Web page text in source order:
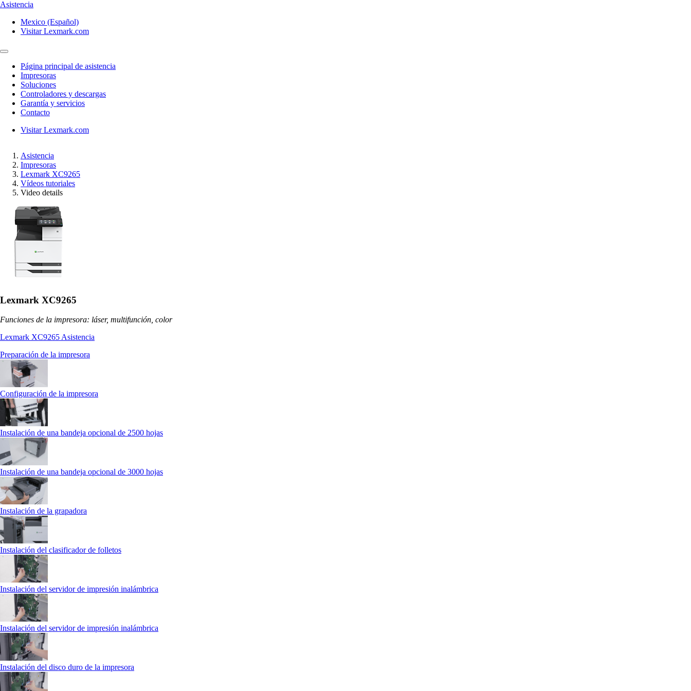
Asistencia
Mexico (Español)
Visitar Lexmark.com
Página principal de asistencia
Impresoras
Soluciones
Controladores y descargas
Garantía y servicios
Contacto
Visitar Lexmark.com
Asistencia
Impresoras
Lexmark XC9265
Vídeos tutoriales
Video details
Lexmark XC9265
Funciones de la impresora: láser, multifunción, color
Lexmark XC9265 Asistencia
Preparación de la impresora
Configuración de la impresora
Instalación de una bandeja opcional de 2500 hojas
Instalación de una bandeja opcional de 3000 hojas
Instalación de la grapadora
Instalación del clasificador de folletos
Instalación del servidor de impresión inalámbrica
Instalación del servidor de impresión inalámbrica
Instalación del disco duro de la impresora